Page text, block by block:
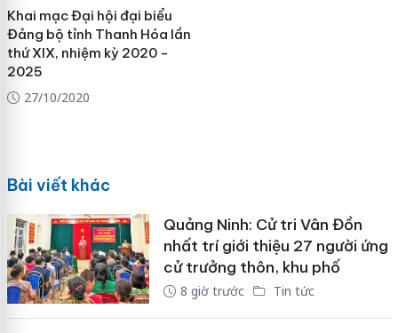
Khai mạc Đại hội đại biểu
Đảng bộ tỉnh Thanh Hóa lần
thứ XIX, nhiệm kỳ 2020 -
2025
27/10/2020
Bài viết khác
Quảng Ninh: Cử tri Vân Đồn
nhất trí giới thiệu 27 người ứng
cử trưởng thôn, khu phố
8 giờ trước Tin tức